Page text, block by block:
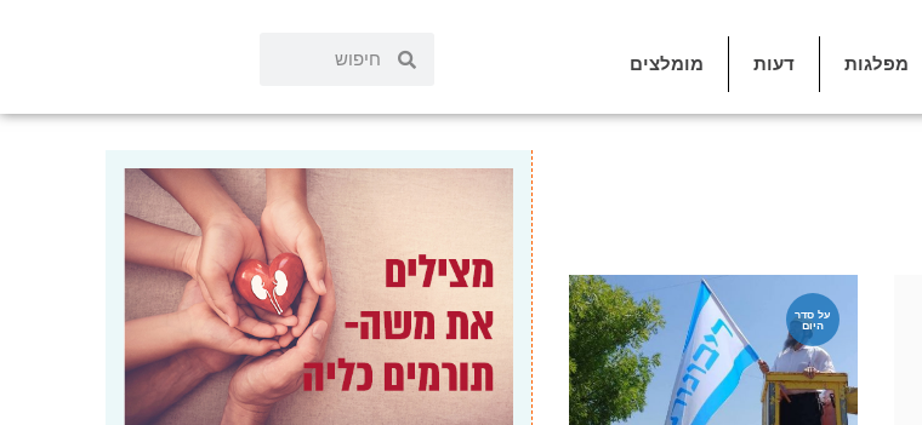
מפלגות דעות מומלצים
על סדר
היום